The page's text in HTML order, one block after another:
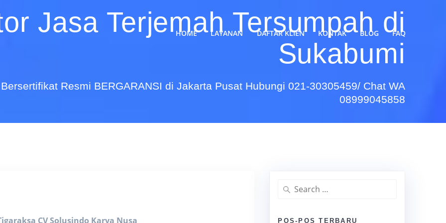
HOME LAYANAN DAFTAR KLIEN KONTAK BLOG FAQ
Jasa Terjemah Tersumpah di
Sukabumi
Resmi BERGARANSI di Jakarta Pusat Hubungi 021-30305459/ Chat WA
08999045858
CV Solusindo Karya Nusa
Search
for:
POS-POS TERBARU